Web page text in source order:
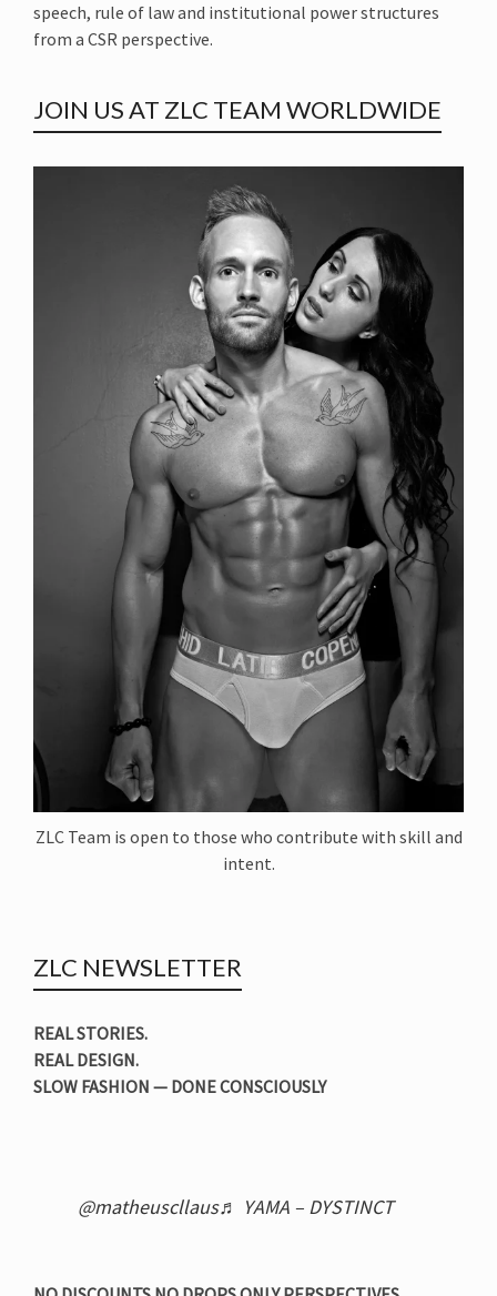
speech, rule of law and institutional power structures
from a CSR perspective.
JOIN US AT ZLC TEAM WORLDWIDE
ZLC Team is open to those who contribute with skill and
intent.
ZLC NEWSLETTER
REAL STORIES.
REAL DESIGN.
SLOW FASHION — DONE CONSCIOUSLY
@matheuscllaus♬ YAMA – DYSTINCT